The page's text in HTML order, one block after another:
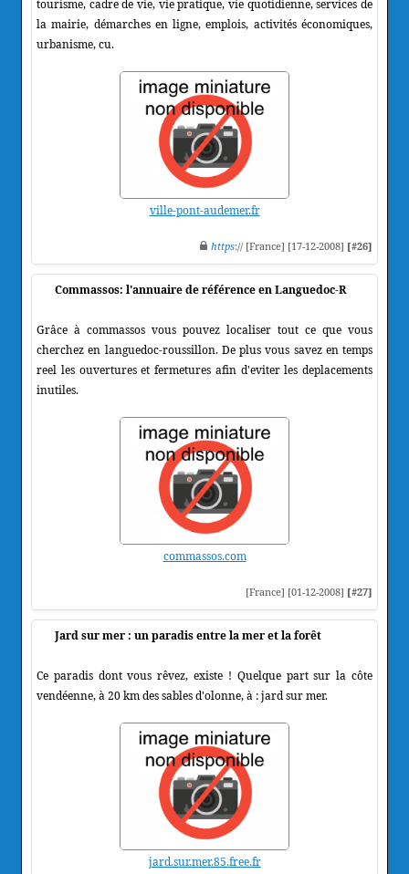
tourisme, cadre de vie, vie pratique, vie quotidienne, services de
la mairie, démarches en ligne, emplois, activités économiques,
urbanisme, cu.
ville-pont-audemer.fr
https:// [France] [17-12-2008] [#26]
Commassos: l'annuaire de référence en Languedoc-R
Grâce à commassos vous pouvez localiser tout ce que vous
cherchez en languedoc-roussillon. De plus vous savez en temps
reel les ouvertures et fermetures afin d'eviter les deplacements
inutiles.
commassos.com
[France] [01-12-2008] [#27]
Jard sur mer : un paradis entre la mer et la forêt
Ce paradis dont vous rêvez, existe ! Quelque part sur la côte
vendéenne, à 20 km des sables d'olonne, à : jard sur mer.
jard.sur.mer.85.free.fr